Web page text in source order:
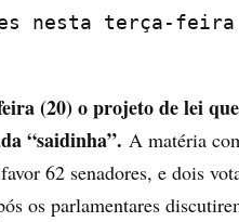
nesta terça-
(20) o projeto de lei
“saidinha”. A matéria
62 senadores, e dois
os parlamentares